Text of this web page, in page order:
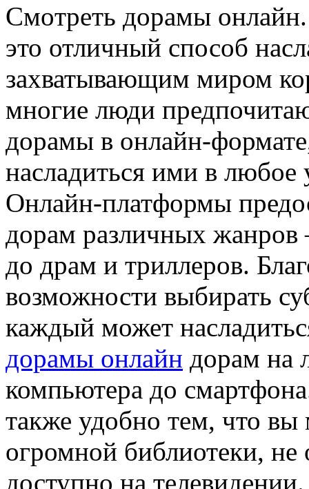
Смoтрeть дoрaмы
это отличный способ
захватывающим миром
многие люди
дорамы в онлайн-
насладиться ими в любое
Онлайн-платформы
дорам различных
до драм и триллеров.
возможности выбирать
каждый может
дорамы онлайн дорам на
компьютера до
также удобно тем, что
огромной библиотеки, не
доступно на